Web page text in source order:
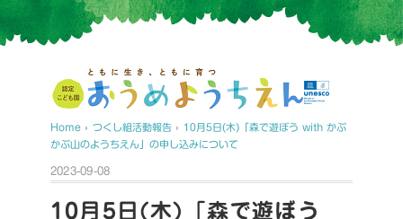
Home › つくし組活動報告 ›
10月5日(木)「森で遊ぼう with かぷ
かぷ山のようちえん」の申し込みについて
2023-09-08
10月5日(木)「森で遊ぼう